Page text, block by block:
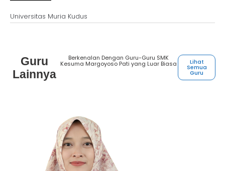
Universitas Muria Kudus
Guru
Lainnya
Berkenalan Dengan Guru-Guru SMK
Kesuma Margoyoso Pati yang Luar Biasa Lihat
Semua
Guru